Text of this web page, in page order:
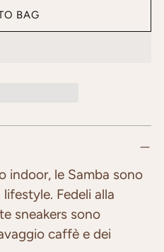
BAG
indoor, le Samba sono
Fedeli alla
sneakers sono
caffè e dei